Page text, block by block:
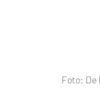
Foto: De